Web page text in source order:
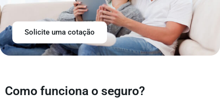
Solicite uma cotação
Como funciona o seguro?